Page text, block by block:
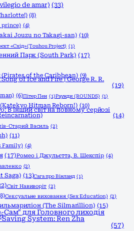
de amar) (33)
(8)
prince) (4)
Jouzu no Takagi-san) (10)
«Схід» (Touhou Project) (1)
Парк (South Park) (17)
of the Caribbean) (9)
of Ice and Fire | George R. R.
(19)
(6)Пітер Пен (1)Раунди (ROUNDS) (1)
Hitman Reborn!) (10)
В інший світ на повному серйозі
(14)
Старий Василь (2)
(11)
Family) (4)
(17)Ромео і Джульєтта, В. Шекспір (4)
(2)
Saga) (13)Сага про Вінланд (1)
Світ Навиворіт (2)
Сексуальне виховання (Sex Education) (2)
(The Silmarillion) (15)
для Головного лиходія
System: Ren Zha
(57)